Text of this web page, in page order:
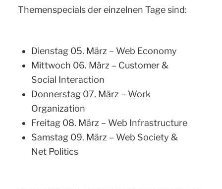
Themenspecials der einzelnen Tage sind:
Dienstag 05. März – Web Economy
Mittwoch 06. März – Customer &
Social Interaction
Donnerstag 07. März – Work
Organization
Freitag 08. März – Web Infrastructure
Samstag 09. März – Web Society &
Net Politics